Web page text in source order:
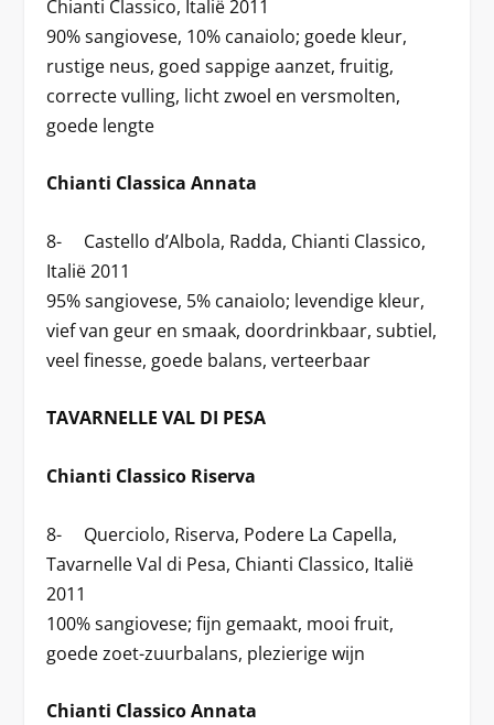
Chianti Classico, Italië 2011
90% sangiovese, 10% canaiolo; goede kleur,
rustige neus, goed sappige aanzet, fruitig,
correcte vulling, licht zwoel en versmolten,
goede lengte
Chianti Classica Annata
8- Castello d’Albola, Radda, Chianti Classico,
Italië 2011
95% sangiovese, 5% canaiolo; levendige kleur,
vief van geur en smaak, doordrinkbaar, subtiel,
veel finesse, goede balans, verteerbaar
TAVARNELLE VAL DI PESA
Chianti Classico Riserva
8- Querciolo, Riserva, Podere La Capella,
Tavarnelle Val di Pesa, Chianti Classico, Italië
2011
100% sangiovese; fijn gemaakt, mooi fruit,
goede zoet-zuurbalans, plezierige wijn
Chianti Classico Annata